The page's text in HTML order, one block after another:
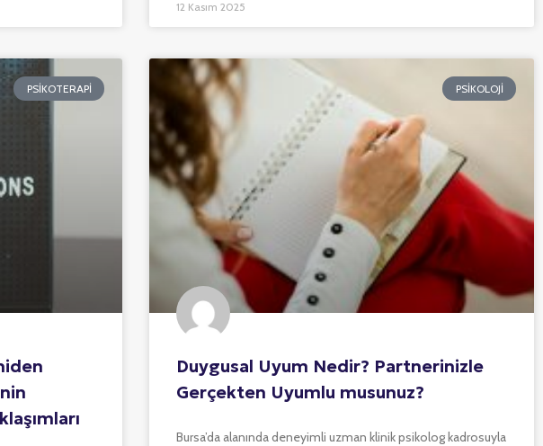
12 Kasım 2025
PSIKOTERAPI PSIKOLOJI
Duygusal Uyum Nedir? Partnerinizle
Gerçekten Uyumlu musunuz?
Bursa’da alanında deneyimli uzman klinik psikolog kadrosuyla